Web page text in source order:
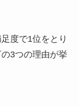
度で1位をとり
3つの理由が挙